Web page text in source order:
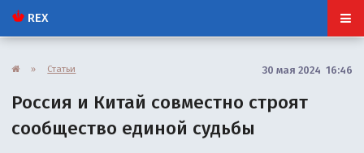
REX
» Статьи 30 мая 2024 16:46
Россия и Китай совместно строят
сообщество единой судьбы